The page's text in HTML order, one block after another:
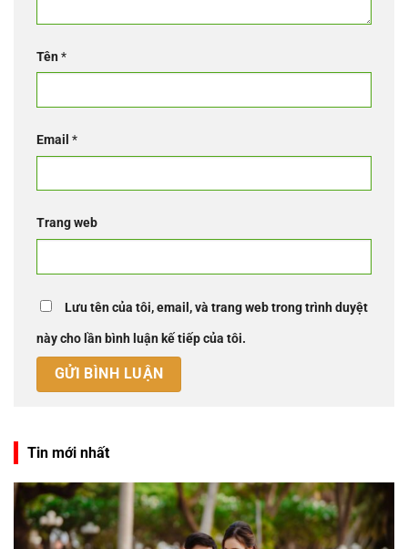
Tên*
Email *
Trang web
Lưu tên của tôi, email, và trang web trong trình duyệt
này cho lần bình luận kế tiếp của tôi.
Tin mới nhất